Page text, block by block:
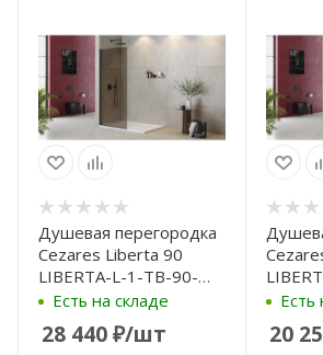
Душевая перегородка
Cezares Liberta 90
LIBERTA-L-1-TB-90-
BR-NERO профиль
Черный матовый
стекло бронзовое
Есть на складе
28 440₽/шт
NERO
Есть
20